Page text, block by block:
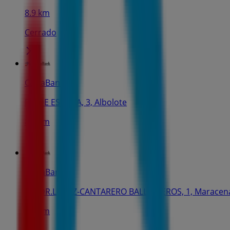
8.9 km
Cerrado
CaixaBank
PL. DE ESPAÑA, 3, Albolote
8.9 km
CaixaBank
AV. DR.LOPEZ-CANTARERO BALLESTEROS, 1,
9.0 km